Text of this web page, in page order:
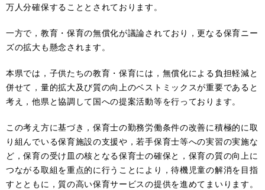
万人分確保することとされております。
一方で，教育・保育の無償化が議論されており，更なる保育ニー
ズの拡大も懸念されます。
本県では，子供たちの教育・保育には，無償化による負担軽減と
併せて，量的拡大及び質の向上のベストミックスが重要であると
考え，他県と協調して国への提案活動等を行っております。
この考え方に基づき，保育士の勤務労働条件の改善に積極的に取
り組んでいる保育施設の支援や，若手保育士等への実習の実施な
ど，保育の受け皿の核となる保育士の確保と，保育の質の向上に
つながる取組を重点的に行うことにより，待機児童の解消を目指
すとともに，質の高い保育サービスの提供を進めてまいります。